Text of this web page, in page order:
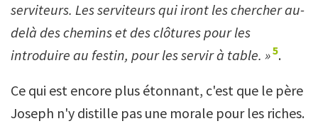
serviteurs. Les serviteurs qui iront les chercher au-
delà des chemins et des clôtures pour les
introduire au festin, pour les servir à table. »5.
Ce qui est encore plus étonnant, c'est que le père
Joseph n'y distille pas une morale pour les riches.